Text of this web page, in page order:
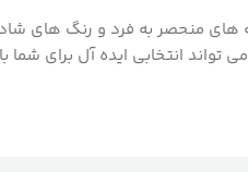
های منحصر به فرد و رنگ های
انتخابی ایده آل برای شما